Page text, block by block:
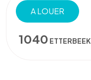
A LOUER
APPARTEMENT
1040 ETTERBEEK